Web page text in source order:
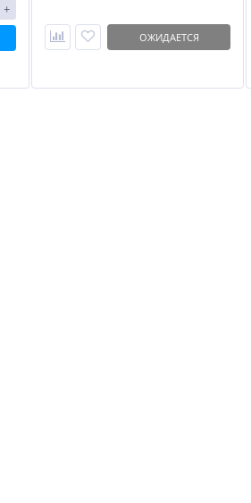
+
ОЖИДАЕТСЯ